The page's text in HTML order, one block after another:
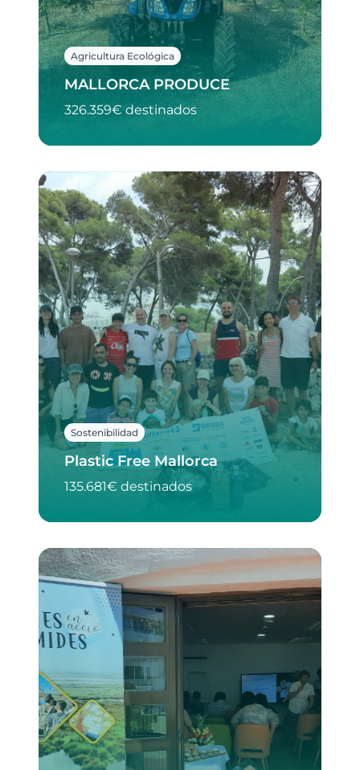
Agricultura Ecológica
MALLORCA PRODUCE
326.359€ destinados
Sostenibilidad
Plastic Free Mallorca
135.681€ destinados